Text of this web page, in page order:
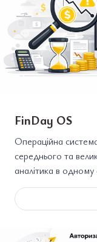
FinDay OS
Операційна
середнього та
аналітика в одному